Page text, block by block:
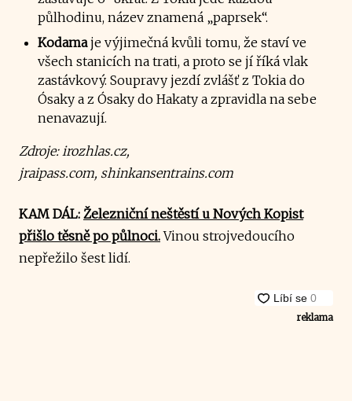
půlhodinu, název znamená „paprsek“.
Kodamaje výjimečná kvůli tomu, že staví ve
všech stanicích na trati, a proto se jí říká vlak
zastávkový. Soupravy jezdí zvlášť z Tokia do
Ósaky a z Ósaky do Hakaty a zpravidla na sebe
nenavazují.
Zdroje: irozhlas.cz,
jraipass.com, shinkansentrains.com
KAM DÁL: Železniční neštěstí u Nových Kopist
přišlo těsně po půlnoci.Vinou strojvedoucího
nepřežilo šest lidí.
reklama